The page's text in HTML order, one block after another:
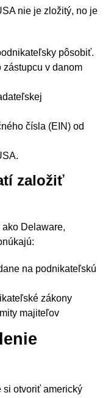
nie je zložitý, no je
pôsobiť.
v danom
čísla (EIN) od
založiť
Delaware,
na podnikateľskú
zákony
majiteľov
si otvoriť americký